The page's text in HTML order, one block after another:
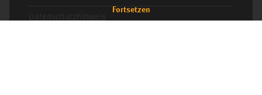
Fortsetzen